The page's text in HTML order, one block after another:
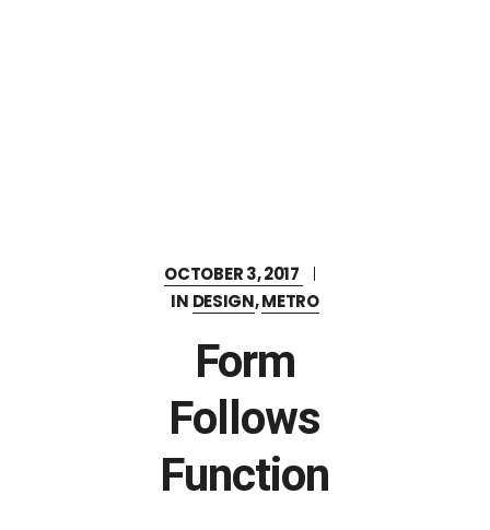
OCTOBER 3, 2017
IN DESIGN,METRO
Form
Follows
Function